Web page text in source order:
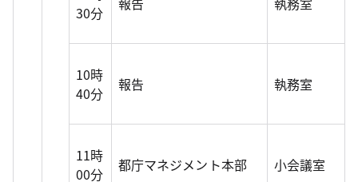
30分
10時
40分
報告 執務室
11時
00分
都庁マネジメント本部 小会議室